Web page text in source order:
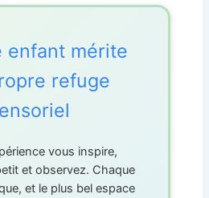
enfant mérite
refuge
vous inspire,
et observez. Chaque
et le plus bel espace